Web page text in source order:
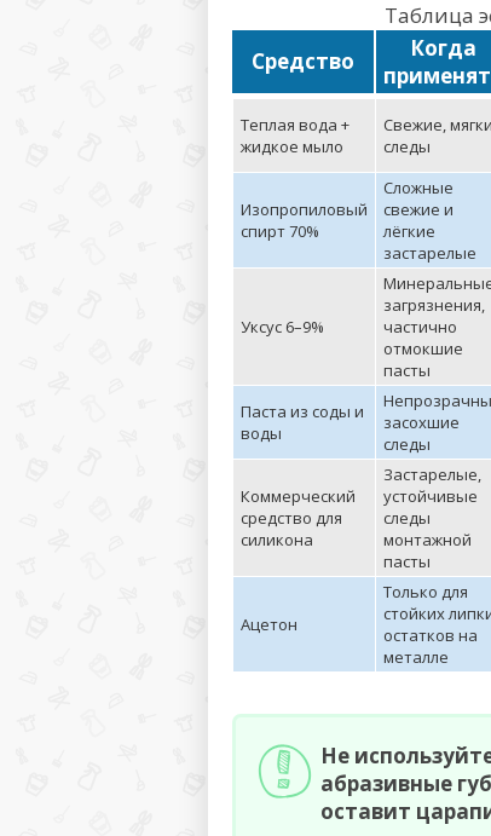
Таблица
Средство
Когда
Теплая вода +
жидкое мыло
Свежие,
следы
Изопропиловый
спирт 70%
Сложные
свежие и
лёгкие
застарелые
Уксус 6–9%
загрязнения,
частично
отмокшие
пасты
Паста из соды и
воды
засохшие
следы
Коммерческий
средство для
силикона
Застарелые,
устойчивые
следы
монтажной
пасты
Ацетон
Только для
стойких
остатков на
металле
Не
абразивные
оставит